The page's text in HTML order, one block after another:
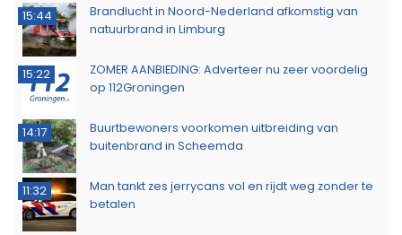
15:44
Brandlucht in Noord-Nederland afkomstig van
natuurbrand in Limburg
15:22
ZOMER AANBIEDING: Adverteer nu zeer voordelig
op 112Groningen
14:17
Buurtbewoners voorkomen uitbreiding van
buitenbrand in Scheemda
11:32
Man tankt zes jerrycans vol en rijdt weg zonder te
betalen